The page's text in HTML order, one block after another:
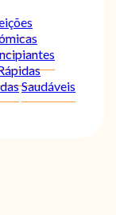
Saudáveis